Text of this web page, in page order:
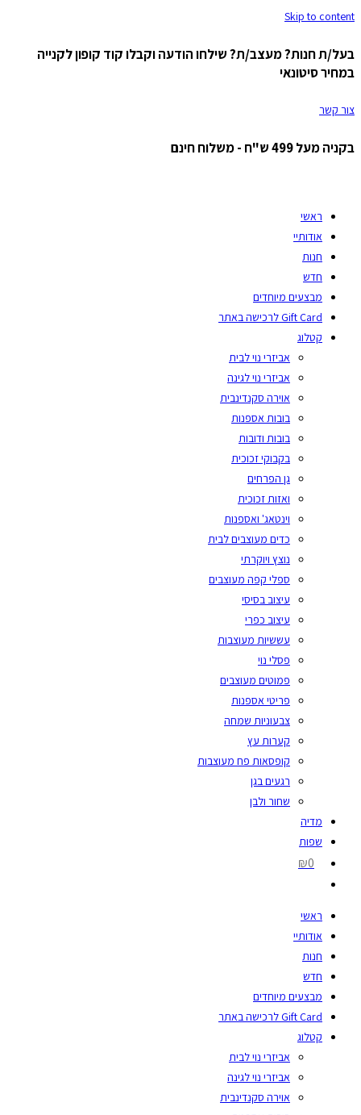
Skip to content
בעל/ת חנות? מעצב/ת? שילחו הודעה וקבלו קוד קופון לקנייה
במחיר סיטונאי
צור קשר
בקניה מעל 499 ש"ח - משלוח חינם
ראשי
אודותיי
חנות
חדש
מבצעים מיוחדים
Gift Card לרכישה באתר
קטלוג
אביזרי נוי לבית
אביזרי נוי לגינה
אוירה סקנדינבית
בובות אספנות
בובות ודובות
בקבוקי זכוכית
גן הפרחים
ואזות זכוכית
וינטאג' ואספנות
כדים מעוצבים לבית
נוצץ ויוקרתי
ספלי קפה מעוצבים
עיצוב בסיסי
עיצוב כפרי
עששיות מעוצבות
פסלי נוי
פמוטים מעוצבים
פריטי אספנות
צבעוניות שמחה
קערות עץ
קופסאות פח מעוצבות
רגעים בגן
שחור ולבן
מדיה
שפות
₪0
ראשי
אודותיי
חנות
חדש
מבצעים מיוחדים
Gift Card לרכישה באתר
קטלוג
אביזרי נוי לבית
אביזרי נוי לגינה
אוירה סקנדינבית